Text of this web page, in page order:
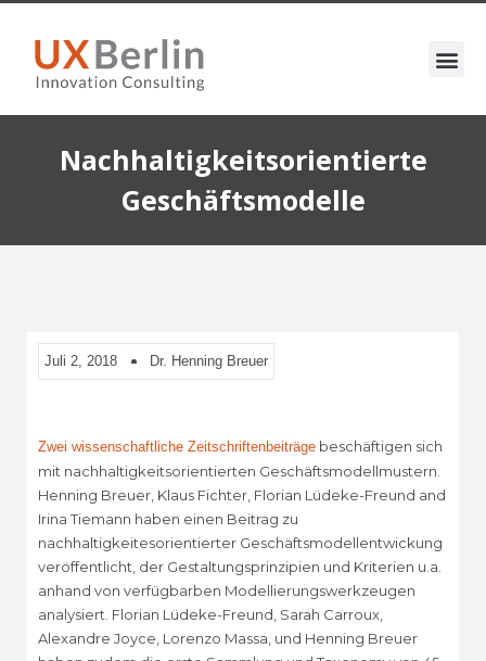
Nachhaltigkeitsorientierte
Geschäftsmodelle
Juli 2, 2018 Dr. Henning Breuer
Zwei wissenschaftliche Zeitschriftenbeiträge beschäftigen sich
mit nachhaltigkeitsorientierten Geschäftsmodellmustern.
Henning Breuer, Klaus Fichter, Florian Lüdeke-Freund and
Irina Tiemann haben einen Beitrag zu
nachhaltigkeitesorientierter Geschäftsmodellentwickung
veröffentlicht, der Gestaltungsprinzipien und Kriterien u.a.
anhand von verfügbarben Modellierungswerkzeugen
analysiert. Florian Lüdeke-Freund, Sarah Carroux,
Alexandre Joyce, Lorenzo Massa, und Henning Breuer